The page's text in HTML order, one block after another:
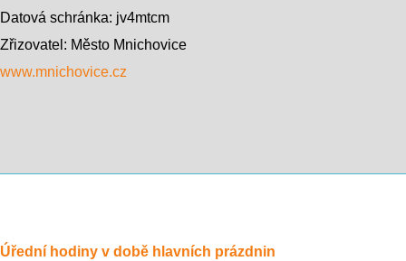
Datová schránka: jv4mtcm
Zřizovatel: Město Mnichovice
www.mnichovice.cz
Úřední hodiny v době hlavních prázdnin